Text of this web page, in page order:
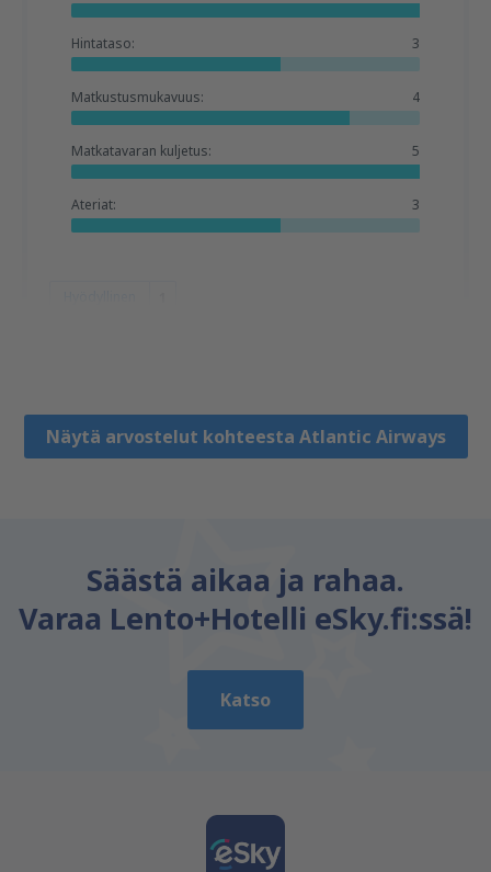
Hintataso: 3
Matkustusmukavuus: 4
Matkatavaran kuljetus: 5
Ateriat: 3
Näytä arvostelut kohteesta Atlantic Airways
Säästä aikaa ja rahaa.
Varaa Lento+Hotelli eSky.fi:ssä!
Katso